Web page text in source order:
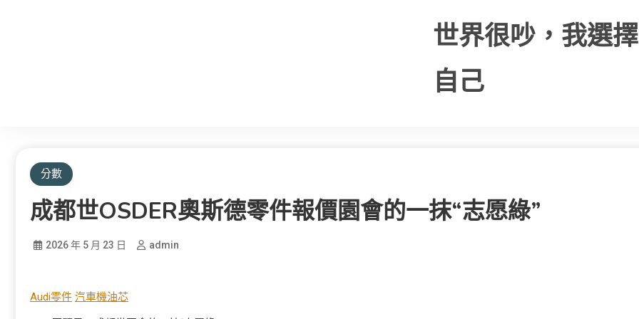
世界很吵，我選
自己
分數
成都世OSDER奧斯德零件報價園會的一抹“志愿綠”
2026 年 5 月 23 日 admin
Audi零件 汽車機油芯